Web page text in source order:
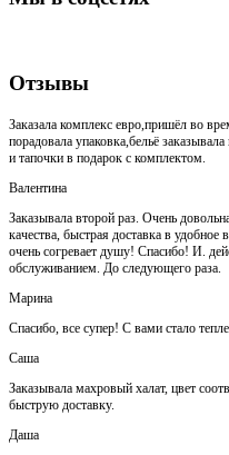
Отзывы
Заказала комплекс евро,пришёл во
порадовала упаковка,бельё
и тапочки в подарок с комплектом.
Валентина
Заказывала второй раз. Очень
качества, быстрая доставка в удобное
очень согревает душу! Спасибо! И.
обслуживанием. До следующего раза.
Марина
Спасибо, все супер! С вами стало
Саша
Заказывала махровый халат, цвет
быструю доставку.
Даша